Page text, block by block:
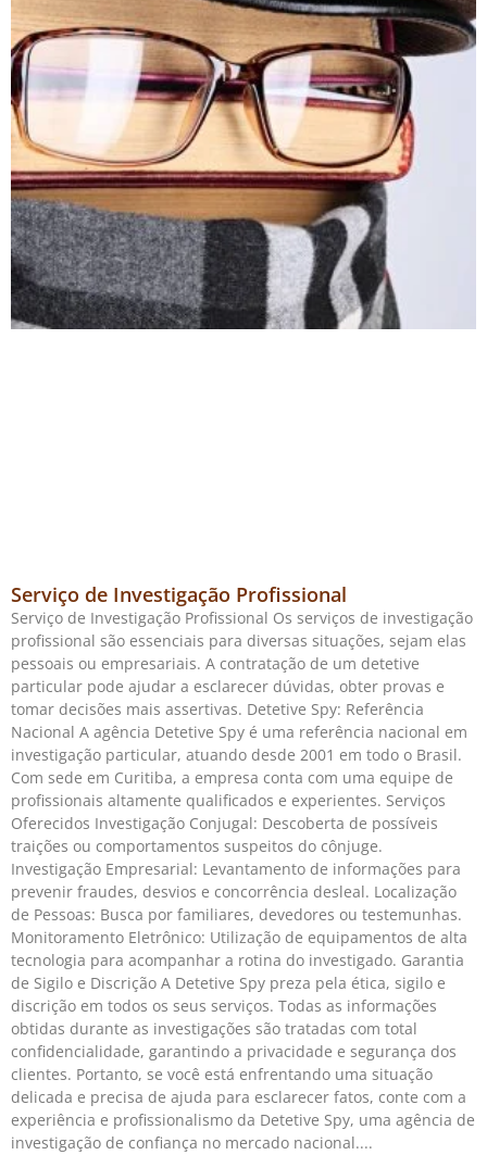
Serviço de Investigação Profissional
Serviço de Investigação Profissional Os serviços de investigação
profissional são essenciais para diversas situações, sejam elas
pessoais ou empresariais. A contratação de um detetive
particular pode ajudar a esclarecer dúvidas, obter provas e
tomar decisões mais assertivas. Detetive Spy: Referência
Nacional A agência Detetive Spy é uma referência nacional em
investigação particular, atuando desde 2001 em todo o Brasil.
Com sede em Curitiba, a empresa conta com uma equipe de
profissionais altamente qualificados e experientes. Serviços
Oferecidos Investigação Conjugal: Descoberta de possíveis
traições ou comportamentos suspeitos do cônjuge.
Investigação Empresarial: Levantamento de informações para
prevenir fraudes, desvios e concorrência desleal. Localização
de Pessoas: Busca por familiares, devedores ou testemunhas.
Monitoramento Eletrônico: Utilização de equipamentos de alta
tecnologia para acompanhar a rotina do investigado. Garantia
de Sigilo e Discrição A Detetive Spy preza pela ética, sigilo e
discrição em todos os seus serviços. Todas as informações
obtidas durante as investigações são tratadas com total
confidencialidade, garantindo a privacidade e segurança dos
clientes. Portanto, se você está enfrentando uma situação
delicada e precisa de ajuda para esclarecer fatos, conte com a
experiência e profissionalismo da Detetive Spy, uma agência de
investigação de confiança no mercado nacional.